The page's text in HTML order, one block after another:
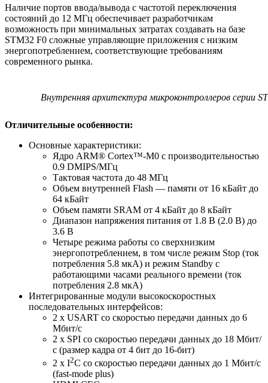
Наличие портов ввода/вывода с частотой переключения
состояний до 12 МГц обеспечивает разработчикам
возможность при минимальных затратах создавать на базе
STM32 F0 сложные управляющие приложения с низким
энергопотреблением, соответствующие требованиям
современного рынка.
Внутренняя архитектура микроконтроллеров серии
Отличительные особенности:
Основные характеристики:
Ядро ARM® Cortex™-M0 с производительностью
0.9 DMIPS/МГц
Тактовая частота до 48 МГц
Объем внутренней Flash — памяти от 16 кБайт до
64 кБайт
Объем памяти SRAM от 4 кБайт до 8 кБайт
Диапазон напряжения питания от 1.8 В (2.0 В) до
3.6 В
Четыре режима работы со сверхнизким
энергопотреблением, в том числе режим Stop (ток
потребления 5.8 мкА) и режим Standby с
работающими часами реального времени (ток
потребления 2.8 мкА)
Интегрированные модули высокоскоростных
последовательных интерфейсов:
2 х USART со скоростью передачи данных до 6
Мбит/с
2 х SPI со скоростью передачи данных до 18 Мбит/
с (размер кадра от 4 бит до 16-бит)
2 х I2C со скоростью передачи данных до 1 Мбит/с
(fast-mode plus)